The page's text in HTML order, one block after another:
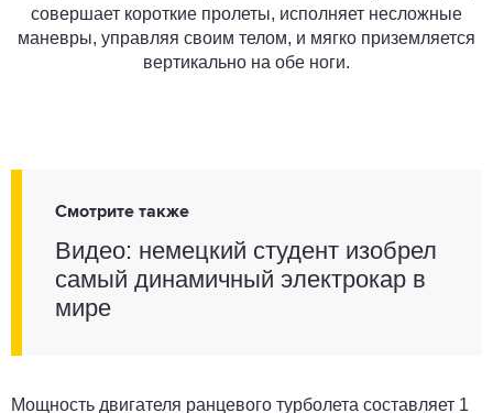
совершает короткие пролеты, исполняет несложные
маневры, управляя своим телом, и мягко приземляется
вертикально на обе ноги.
Смотрите также
Видео: немецкий студент изобрел
самый динамичный электрокар в
мире
Мощность двигателя ранцевого турболета составляет 1